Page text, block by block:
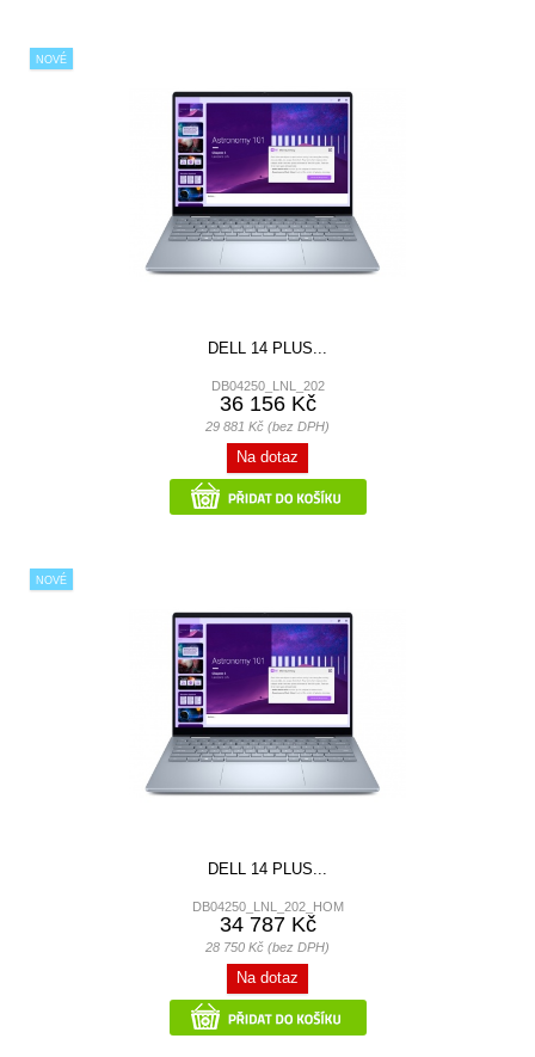
NOVÉ
DELL 14 PLUS...
DB04250_LNL_202
36 156 Kč
29 881 Kč (bez DPH)
Na dotaz
NOVÉ
DELL 14 PLUS...
DB04250_LNL_202_HOM
34 787 Kč
28 750 Kč (bez DPH)
Na dotaz